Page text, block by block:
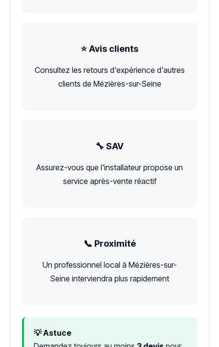
⭐ Avis clients
Consultez les retours d'expérience d'autres
clients de Mézières-sur-Seine
🔧 SAV
Assurez-vous que l'installateur propose un
service après-vente réactif
📞 Proximité
Un professionnel local à Mézières-sur-
Seine interviendra plus rapidement
💡 Astuce